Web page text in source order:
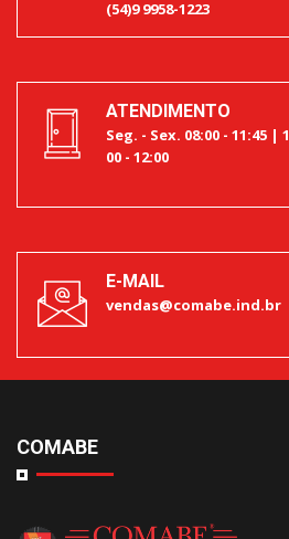
(54)9 9958-1223
ATENDIMENTO
Seg. - Sex. 08:00 - 11:45 |
00 - 12:00
E-MAIL
vendas@comabe.ind.br
COMABE